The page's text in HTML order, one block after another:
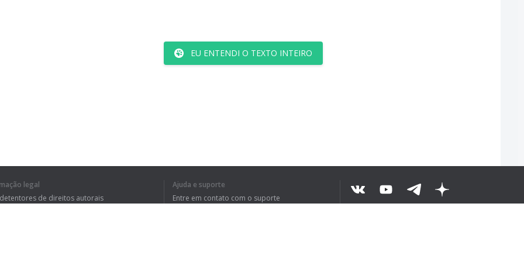
EU ENTENDI O TEXTO INTEIRO
legal
detentores de direitos autorais
Ajuda e suporte
Entre em contato com o suporte